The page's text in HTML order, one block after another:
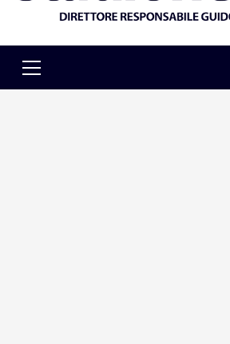
Menu